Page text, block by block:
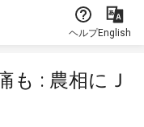
ヘルプEnglish
も : 農相にＪ